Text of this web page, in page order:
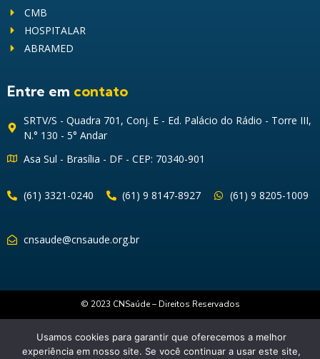
CMB
HOSPITALAR
ABRAMED
Entre em contato
SRTV/S - Quadra 701, Conj. E - Ed. Palácio do Rádio - Torre III,
N.° 130 - 5° Andar
Asa Sul - Brasília - DF - CEP: 70340-901
(61) 3321-0240 (61) 9 8147-8927 (61) 9 8205-1009
cnsaude@cnsaude.org.br
© 2023 CNSaúde – Direitos Reservados
Usamos cookies para garantir que oferecemos a melhor
experiência em nosso site. Se você continuar a usar este site,